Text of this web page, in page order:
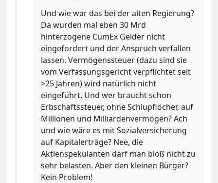
Und wie war das bei der alten Regierung?
Da wurden mal eben 30 Mrd
hinterzogene CumEx Gelder nicht
eingefordert und der Anspruch verfallen
lassen. Vermögenssteuer (dazu sind sie
vom Verfassungsgericht verpflichtet seit
>25 Jahren) wird natürlich nicht
eingeführt. Und wer braucht schon
Erbschaftssteuer, ohne Schlupflöcher, auf
Millionen und Milliardenvermögen? Ach
und wie wäre es mit Sozialversicherung
auf Kapitalerträge? Nee, die
Aktienspekulanten darf man bloß nicht zu
sehr belasten. Aber den kleinen Bürger?
Kein Problem!